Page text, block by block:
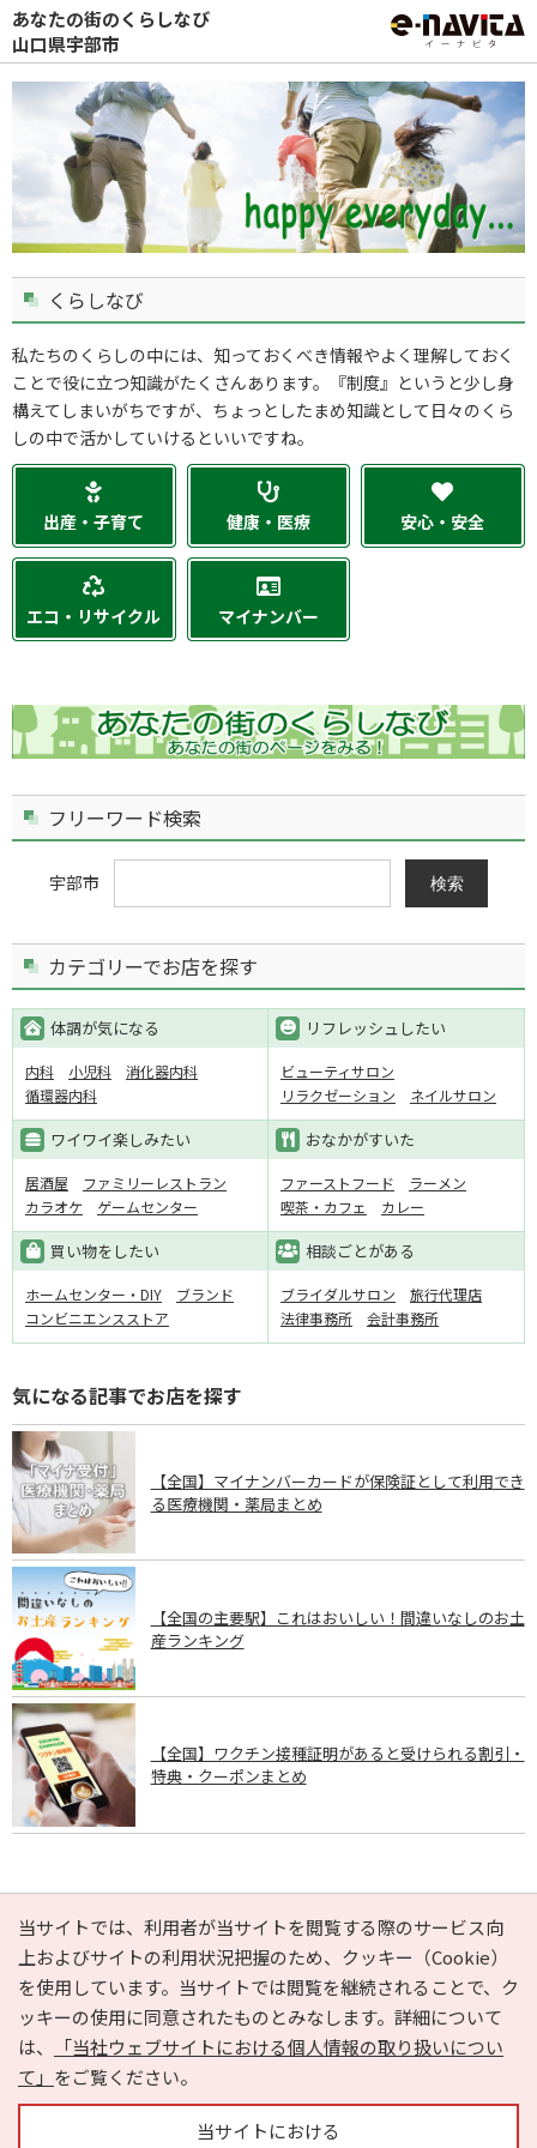
あなたの街のくらしなび
山口県宇部市
くらしなび
私たちのくらしの中には、知っておくべき情報やよく理解しておく
ことで役に立つ知識がたくさんあります。『制度』というと少し身
構えてしまいがちですが、ちょっとしたまめ知識として日々のくら
しの中で活かしていけるといいですね。
出産・子育て 健康・医療 安心・安全
エコ・リサイクル マイナンバー
フリーワード検索
宇部市 検索
カテゴリーでお店を探す
体調が気になる
内科 小児科
消化器内科
循環器内科
リフレッシュしたい
ビューティサロン
リラクゼーション
ネイルサロン
ワイワイ楽しみたい
居酒屋
ファミリーレストラン
カラオケ
ゲームセンター
おなかがすいた
ファーストフード
ラーメン
喫茶・カフェ
カレー
買い物をしたい
ホームセンター・DIY
ブランド
コンビニエンスストア
相談ごとがある
ブライダルサロン
旅行代理店
法律事務所
会計事務所
気になる記事でお店を探す
【全国】マイナンバーカードが保険証として利用でき
る医療機関・薬局まとめ
【全国の主要駅】これはおいしい！間違いなしのお土
産ランキング
【全国】ワクチン接種証明があると受けられる割引・
特典・クーポンまとめ
PAGE TOP
当サイトでは、利用者が当サイトを閲覧する際のサービス向
上およびサイトの利用状況把握のため、クッキー（Cookie）
を使用しています。当サイトでは閲覧を継続されることで、ク
ッキーの使用に同意されたものとみなします。詳細について
は、
「当社ウェブサイトにおける個人情報の取り扱いについ
て」 をご覧ください。
当サイトにおける
e-NAVITA（イーナビタ）とは？ お気に入り
ヘルプ
利用規約
個人情報の取り扱いについて
運営会社
サイトマップ
広告掲載に関するお問い合わせ